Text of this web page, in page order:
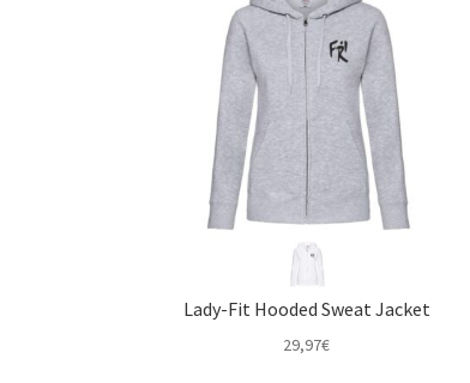
Lady-Fit Hooded Sweat Jacket
29,97€